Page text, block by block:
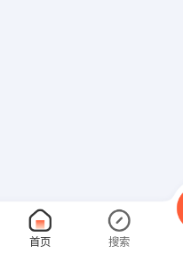
首页 搜索